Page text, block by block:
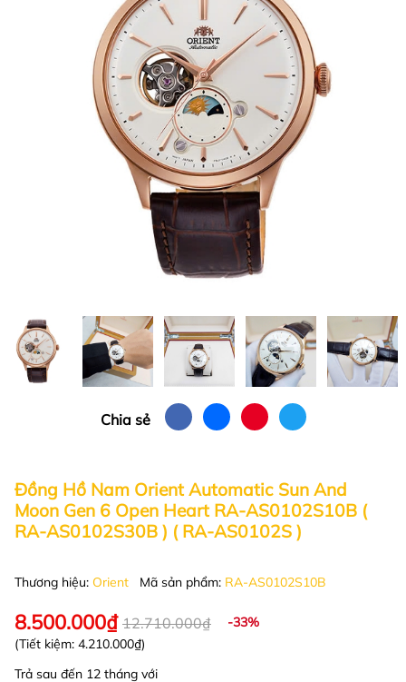
Chia sẻ
Đồng Hồ Nam Orient Automatic Sun And
Moon Gen 6 Open Heart RA-AS0102S10B (
RA-AS0102S30B ) ( RA-AS0102S )
Thương hiệu: Orient Mã sản phẩm: RA-AS0102S10B
8.500.000₫ 12.710.000₫
-33%
(Tiết kiệm: 4.210.000₫)
Trả sau đến 12 tháng với